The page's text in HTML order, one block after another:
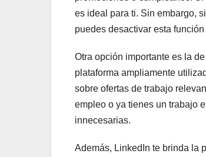
es ideal para ti. Sin embargo,
puedes desactivar esta
Otra opción importante es la
plataforma ampliamente
sobre ofertas de trabajo
empleo o ya tienes un trabajo
innecesarias.
Además, LinkedIn te brinda la